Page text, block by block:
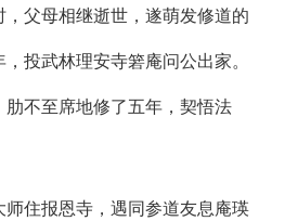
父母相继逝世，遂萌发修道的
投武林理安寺箬庵问公出家。
不至席地修了五年，契悟法
住报恩寺，遇同参道友息庵瑛